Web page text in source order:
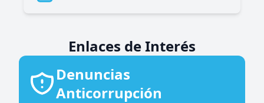
Enlaces de Interés
Denuncias
Anticorrupción